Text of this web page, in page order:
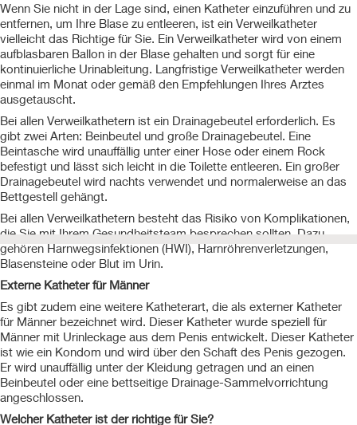
Wenn Sie nicht in der Lage sind, einen Katheter einzuführen und zu
entfernen, um Ihre Blase zu entleeren, ist ein Verweilkatheter
vielleicht das Richtige für Sie. Ein Verweilkatheter wird von einem
aufblasbaren Ballon in der Blase gehalten und sorgt für eine
kontinuierliche Urinableitung. Langfristige Verweilkatheter werden
einmal im Monat oder gemäß den Empfehlungen Ihres Arztes
ausgetauscht.
Bei allen Verweilkathetern ist ein Drainagebeutel erforderlich. Es
gibt zwei Arten: Beinbeutel und große Drainagebeutel. Eine
Beintasche wird unauffällig unter einer Hose oder einem Rock
befestigt und lässt sich leicht in die Toilette entleeren. Ein großer
Drainagebeutel wird nachts verwendet und normalerweise an das
Bettgestell gehängt.
Bei allen Verweilkathetern besteht das Risiko von Komplikationen,
die Sie mit Ihrem Gesundheitsteam besprechen sollten. Dazu
gehören Harnwegsinfektionen (HWI), Harnröhrenverletzungen,
Blasensteine oder Blut im Urin.
Externe Katheter für Männer
Es gibt zudem eine weitere Katheterart, die als externer Katheter
für Männer bezeichnet wird. Dieser Katheter wurde speziell für
Männer mit Urinleckage aus dem Penis entwickelt. Dieser Katheter
ist wie ein Kondom und wird über den Schaft des Penis gezogen.
Er wird unauffällig unter der Kleidung getragen und an einen
Beinbeutel oder eine bettseitige Drainage-Sammelvorrichtung
angeschlossen.
Welcher Katheter ist der richtige für Sie?